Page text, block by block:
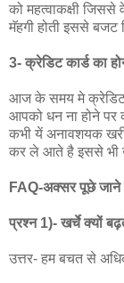
को महत्वाकक्षी
मॅहगी होती इससे बजट
3- क्रेडिट कार्ड का
आज के समय मे क्रेडिट
आपको धन ना होने पर
कभी यें अनावशयक
कर ले आते है इससे भी
FAQ-अक्सर पूछे जाने
प्रश्न 1)- खर्चे क्यों
उत्तर- हम बचत से